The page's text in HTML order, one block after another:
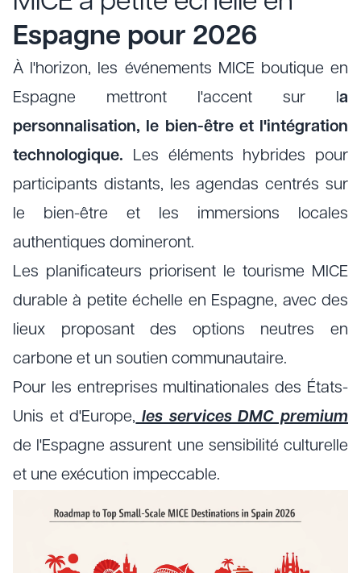
Espagne pour 2026
À l'horizon, les événements MICE boutique en
Espagne mettront l'accent sur la
personnalisation, le bien-être et l'intégration
technologique. Les éléments hybrides pour
participants distants, les agendas centrés sur
le bien-être et les immersions locales
authentiques domineront.
Les planificateurs priorisent le tourisme MICE
durable à petite échelle en Espagne, avec des
lieux proposant des options neutres en
carbone et un soutien communautaire.
Pour les entreprises multinationales des États-
Unis et d'Europe, les services DMC premium
de l'Espagne assurent une sensibilité culturelle
et une exécution impeccable.